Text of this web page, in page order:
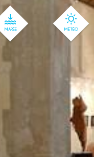
MARÉE MÉTÉO